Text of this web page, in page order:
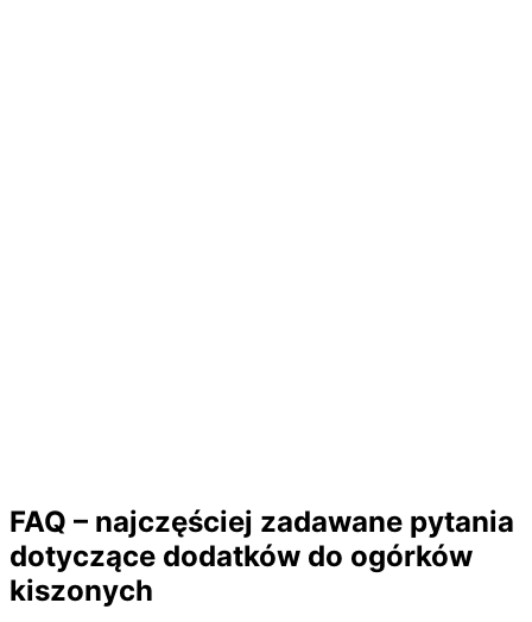
FAQ – najczęściej zadawane pytania
dotyczące dodatków do ogórków
kiszonych